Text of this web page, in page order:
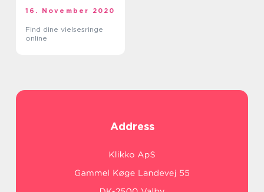
16. November 2020
Find dine vielsesringe
online
Address